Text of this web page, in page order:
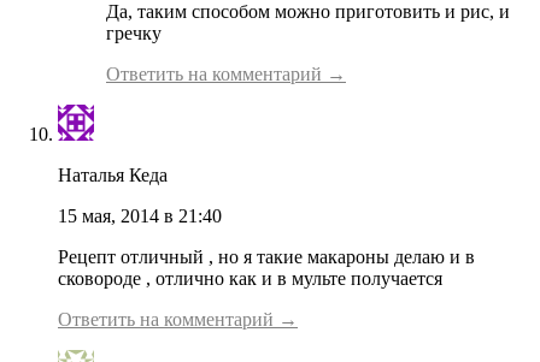
Да, таким способом можно приготовить и рис, и
гречку
Ответить на комментарий →
Наталья Кеда
15 мая, 2014 в 21:40
Рецепт отличный , но я такие макароны делаю и в
сковороде , отлично как и в мульте получается
Ответить на комментарий →